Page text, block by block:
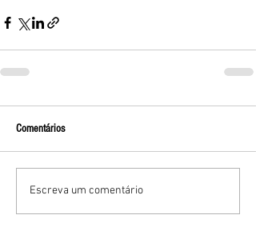
Comentários
Escreva um comentário